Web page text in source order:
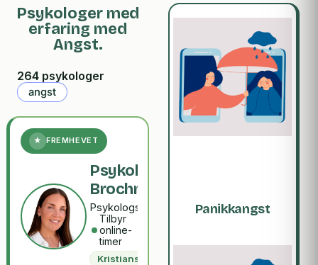
Panikkangst
Psykologer med
erfaring med
Angst.
264 psykologer
angst
★ FREMHEVET
Psykologspesialist
Brochmann
Psykologspesialist
Tilbyr
online-
timer
Kristiansand